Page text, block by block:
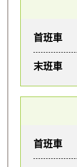
首班車
末班車
首班車